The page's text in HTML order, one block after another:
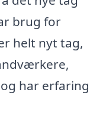
brug for
helt nyt tag,
har erfaring